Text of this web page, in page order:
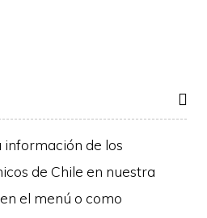
de los
de Chile en nuestra
el menú o como